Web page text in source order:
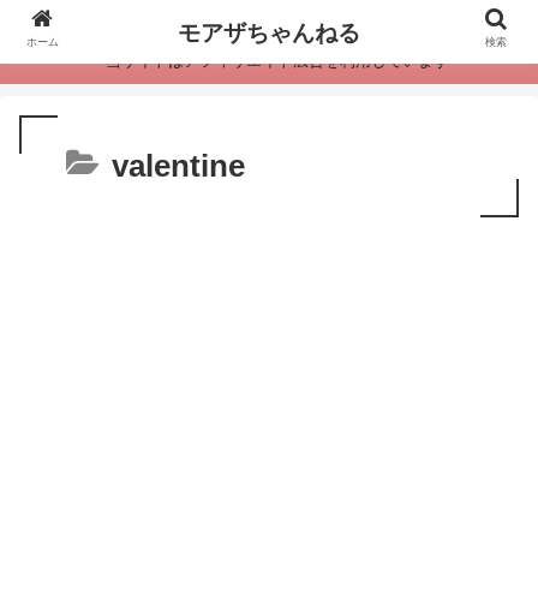
・当サイトはアフィリエイト広告を利用しています
valentine
ホーム モアザちゃんねる 検索